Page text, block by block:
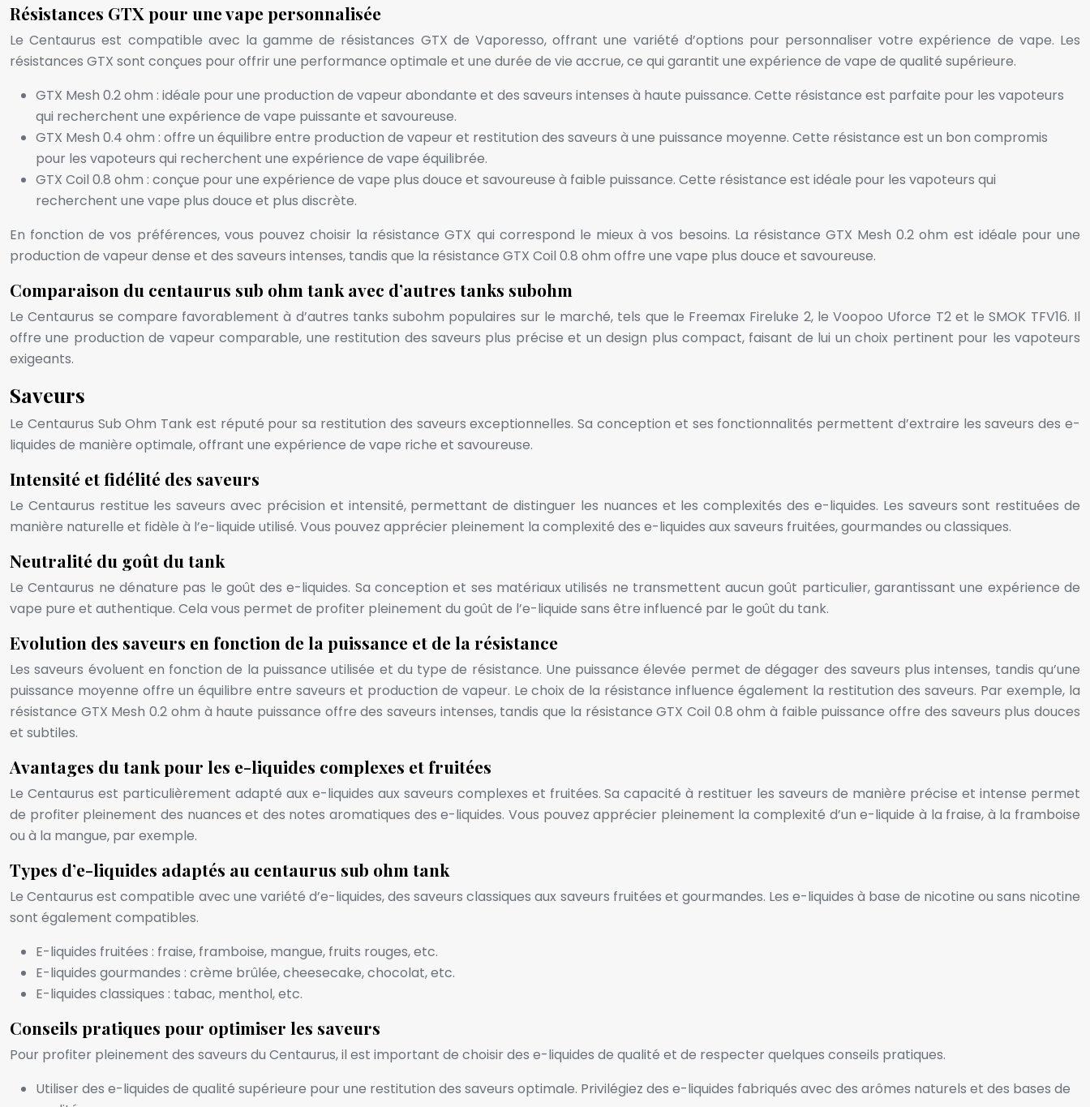
Résistances GTX pour une vape personnalisée
Le Centaurus est compatible avec la gamme de résistances GTX de Vaporesso, offrant une variété d’options pour personnaliser votre expérience de vape. Les
résistances GTX sont conçues pour offrir une performance optimale et une durée de vie accrue, ce qui garantit une expérience de vape de qualité supérieure.
GTX Mesh 0.2 ohm : idéale pour une production de vapeur abondante et des saveurs intenses à haute puissance. Cette résistance est parfaite pour les vapoteurs
qui recherchent une expérience de vape puissante et savoureuse.
GTX Mesh 0.4 ohm : offre un équilibre entre production de vapeur et restitution des saveurs à une puissance moyenne. Cette résistance est un bon compromis
pour les vapoteurs qui recherchent une expérience de vape équilibrée.
GTX Coil 0.8 ohm : conçue pour une expérience de vape plus douce et savoureuse à faible puissance. Cette résistance est idéale pour les vapoteurs qui
recherchent une vape plus douce et plus discrète.
En fonction de vos préférences, vous pouvez choisir la résistance GTX qui correspond le mieux à vos besoins. La résistance GTX Mesh 0.2 ohm est idéale pour une
production de vapeur dense et des saveurs intenses, tandis que la résistance GTX Coil 0.8 ohm offre une vape plus douce et savoureuse.
Comparaison du centaurus sub ohm tank avec d’autres tanks subohm
Le Centaurus se compare favorablement à d’autres tanks subohm populaires sur le marché, tels que le Freemax Fireluke 2, le Voopoo Uforce T2 et le SMOK TFV16. Il
offre une production de vapeur comparable, une restitution des saveurs plus précise et un design plus compact, faisant de lui un choix pertinent pour les vapoteurs
exigeants.
Saveurs
Le Centaurus Sub Ohm Tank est réputé pour sa restitution des saveurs exceptionnelles. Sa conception et ses fonctionnalités permettent d’extraire les saveurs des e-
liquides de manière optimale, offrant une expérience de vape riche et savoureuse.
Intensité et fidélité des saveurs
Le Centaurus restitue les saveurs avec précision et intensité, permettant de distinguer les nuances et les complexités des e-liquides. Les saveurs sont restituées de
manière naturelle et fidèle à l’e-liquide utilisé. Vous pouvez apprécier pleinement la complexité des e-liquides aux saveurs fruitées, gourmandes ou classiques.
Neutralité du goût du tank
Le Centaurus ne dénature pas le goût des e-liquides. Sa conception et ses matériaux utilisés ne transmettent aucun goût particulier, garantissant une expérience de
vape pure et authentique. Cela vous permet de profiter pleinement du goût de l’e-liquide sans être influencé par le goût du tank.
Evolution des saveurs en fonction de la puissance et de la résistance
Les saveurs évoluent en fonction de la puissance utilisée et du type de résistance. Une puissance élevée permet de dégager des saveurs plus intenses, tandis qu’une
puissance moyenne offre un équilibre entre saveurs et production de vapeur. Le choix de la résistance influence également la restitution des saveurs. Par exemple, la
résistance GTX Mesh 0.2 ohm à haute puissance offre des saveurs intenses, tandis que la résistance GTX Coil 0.8 ohm à faible puissance offre des saveurs plus douces
et subtiles.
Avantages du tank pour les e-liquides complexes et fruitées
Le Centaurus est particulièrement adapté aux e-liquides aux saveurs complexes et fruitées. Sa capacité à restituer les saveurs de manière précise et intense permet
de profiter pleinement des nuances et des notes aromatiques des e-liquides. Vous pouvez apprécier pleinement la complexité d’un e-liquide à la fraise, à la framboise
ou à la mangue, par exemple.
Types d’e-liquides adaptés au centaurus sub ohm tank
Le Centaurus est compatible avec une variété d’e-liquides, des saveurs classiques aux saveurs fruitées et gourmandes. Les e-liquides à base de nicotine ou sans nicotine
sont également compatibles.
E-liquides fruitées : fraise, framboise, mangue, fruits rouges, etc.
E-liquides gourmandes : crème brûlée, cheesecake, chocolat, etc.
E-liquides classiques : tabac, menthol, etc.
Conseils pratiques pour optimiser les saveurs
Pour profiter pleinement des saveurs du Centaurus, il est important de choisir des e-liquides de qualité et de respecter quelques conseils pratiques.
Utiliser des e-liquides de qualité supérieure pour une restitution des saveurs optimale. Privilégiez des e-liquides fabriqués avec des arômes naturels et des bases de